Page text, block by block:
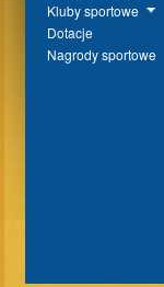
Kluby sportowe
Dotacje
Nagrody sportowe